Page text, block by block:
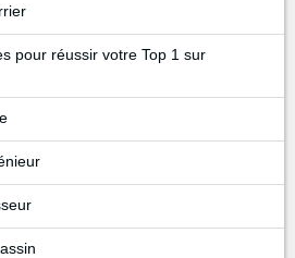
pour réussir votre Top 1 sur